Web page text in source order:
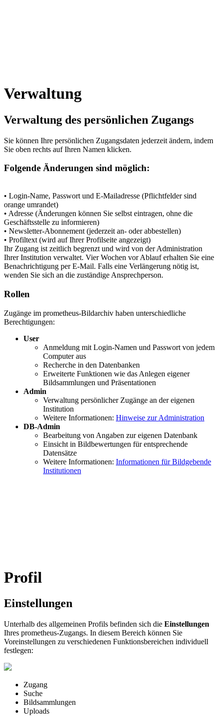
Verwaltung
Verwaltung des persönlichen Zugangs
Sie können Ihre persönlichen Zugangsdaten jederzeit ändern, indem
Sie oben rechts auf Ihren Namen klicken.
Folgende Änderungen sind möglich:
• Login-Name, Passwort und E-Mailadresse (Pflichtfelder sind
orange umrandet)
• Adresse (Änderungen können Sie selbst eintragen, ohne die
Geschäftsstelle zu informieren)
• Newsletter-Abonnement (jederzeit an- oder abbestellen)
• Profiltext (wird auf Ihrer Profilseite angezeigt)
Ihr Zugang ist zeitlich begrenzt und wird von der Administration
Ihrer Institution verwaltet. Vier Wochen vor Ablauf erhalten Sie eine
Benachrichtigung per E-Mail. Falls eine Verlängerung nötig ist,
wenden Sie sich an die zuständige Ansprechperson.
Rollen
Zugänge im prometheus-Bildarchiv haben unterschiedliche
Berechtigungen:
User
Anmeldung mit Login-Namen und Passwort von jedem
Computer aus
Recherche in den Datenbanken
Erweiterte Funktionen wie das Anlegen eigener
Bildsammlungen und Präsentationen
Admin
Verwaltung persönlicher Zugänge an der eigenen
Institution
Weitere Informationen: Hinweise zur Administration
DB-Admin
Bearbeitung von Angaben zur eigenen Datenbank
Einsicht in Bildbewertungen für entsprechende
Datensätze
Weitere Informationen: Informationen für Bildgebende
Institutionen
Profil
Einstellungen
Unterhalb des allgemeinen Profils befinden sich die Einstellungen
Ihres prometheus-Zugangs. In diesem Bereich können Sie
Voreinstellungen zu verschiedenen Funktionsbereichen individuell
festlegen:
Zugang
Suche
Bildsammlungen
Uploads